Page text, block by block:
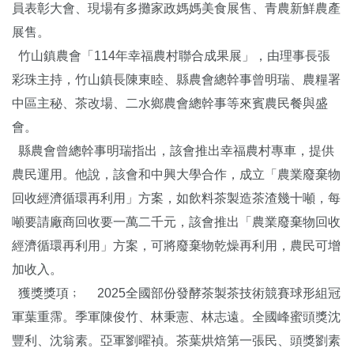
員表彰大會、現場有多攤家政媽媽美食展售、青農新鮮農產
展售。
竹山鎮農會「114年幸福農村聯合成果展」，由理事長張
彩珠主持，竹山鎮長陳東睦、縣農會總幹事曾明瑞、農糧署
中區主秘、茶改場、二水鄉農會總幹事等來賓農民餐與盛
會。
縣農會曾總幹事明瑞指出，該會推出幸福農村專車，提供
農民運用。他說，該會和中興大學合作，成立「農業廢棄物
回收經濟循環再利用」方案，如飲料茶製造茶渣幾十噸，每
噸要請廠商回收要一萬二千元，該會推出「農業廢棄物回收
經濟循環再利用」方案，可將廢棄物乾燥再利用，農民可增
加收入。
獲獎獎項﹔ 2025全國部份發酵茶製茶技術競賽球形組冠
軍葉重霈。季軍陳俊竹、林秉憲、林志遠。全國峰蜜頭獎沈
豐利、沈翁素。亞軍劉曜禎。茶葉烘焙第一張民、頭獎劉素